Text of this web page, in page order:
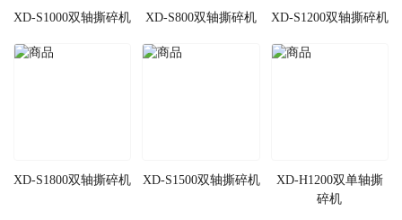
XD-S1000双轴撕碎机 XD-S800双轴撕碎机 XD-S1200双轴撕碎机
XD-S1800双轴撕碎机 XD-S1500双轴撕碎机
XD-H1200双单轴撕
碎机